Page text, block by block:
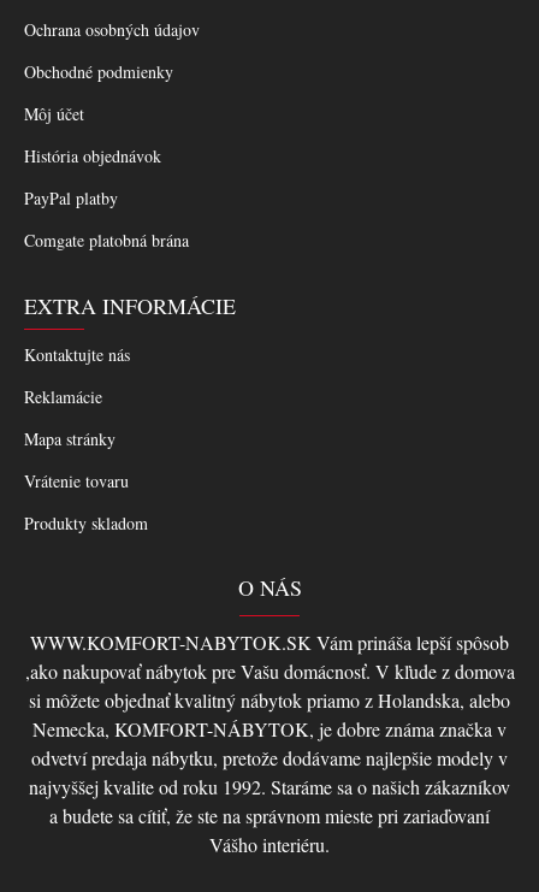
Ochrana osobných údajov
Obchodné podmienky
Môj účet
História objednávok
PayPal platby
Comgate platobná brána
EXTRA INFORMÁCIE
Kontaktujte nás
Reklamácie
Mapa stránky
Vrátenie tovaru
Produkty skladom
O NÁS
WWW.KOMFORT-NABYTOK.SK Vám prináša lepší spôsob
,ako nakupovať nábytok pre Vašu domácnosť. V kľude z domova
si môžete objednať kvalitný nábytok priamo z Holandska, alebo
Nemecka, KOMFORT-NÁBYTOK, je dobre známa značka v
odvetví predaja nábytku, pretože dodávame najlepšie modely v
najvyššej kvalite od roku 1992. Staráme sa o našich zákazníkov
a budete sa cítiť, že ste na správnom mieste pri zariaďovaní
Vášho interiéru.